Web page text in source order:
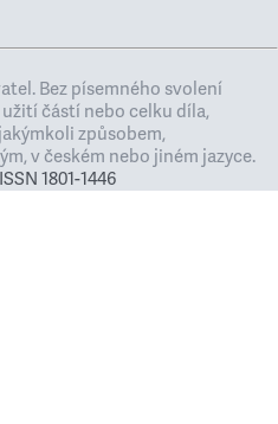
Bez písemného svolení
částí nebo celku díla,
způsobem,
v českém nebo jiném jazyce.
1801-1446